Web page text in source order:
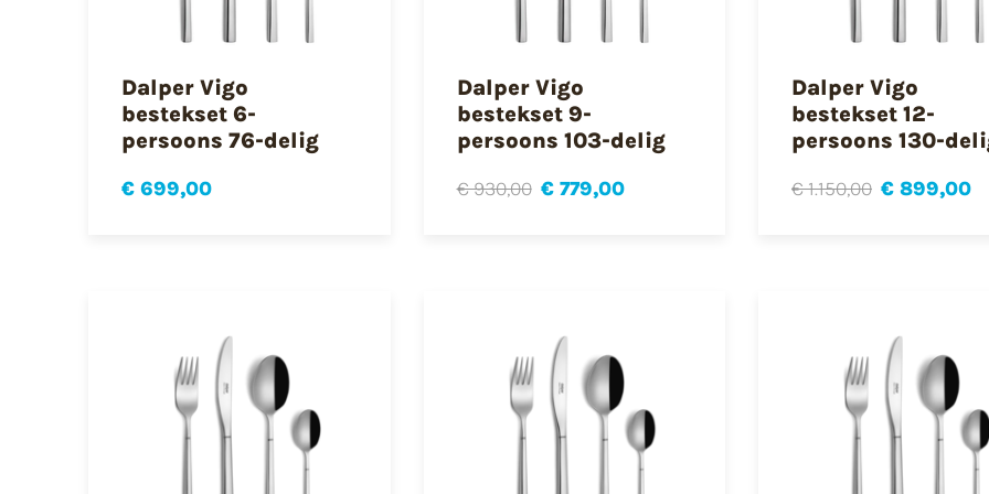
Dalper Vigo
bestekset 6-
persoons 76-delig
€ 699,00
Dalper Vigo
bestekset 9-
persoons 103-delig
€ 930,00 € 779,00
Dalper Vigo
bestekset 12-
persoons 130-
€ 1.150,00 € 899,00